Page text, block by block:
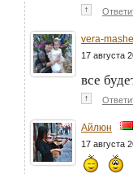
↑
vera-
17 августа
все
↑
Айлюн
17 августа